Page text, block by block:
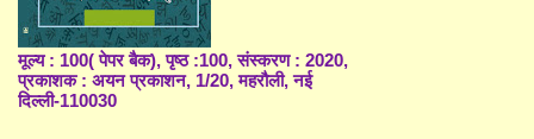
मूल्य : 100( पेपर बैक), पृष्ठ :100, संस्करण : 2020,
प्रकाशक : अयन प्रकाशन, 1/20, महरौली, नई
दिल्ली-110030